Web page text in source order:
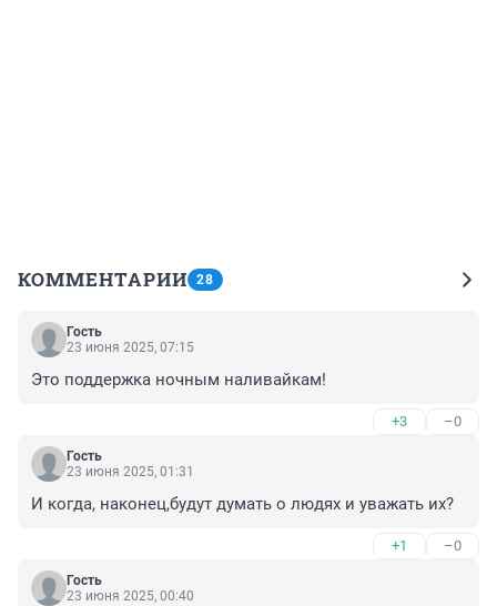
КОММЕНТАРИИ 28
Гость
23 июня 2025, 07:15
Это поддержка ночным наливайкам!
+3 –0
Гость
23 июня 2025, 01:31
И когда, наконец,будут думать о людях и уважать их?
+1 –0
Гость
23 июня 2025, 00:40